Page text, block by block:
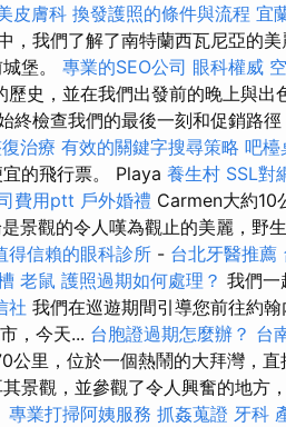
皮膚科 換發護照的條件與流程 宜
，我們了解了南特蘭西瓦尼亞的
堡。 專業的SEO公司 眼科權威
史，並在我們出發前的晚上與出
終檢查我們的最後一刻和促銷路
治療 有效的關鍵字搜尋策略 吧檯
的飛行票。 Playa 養生村 SSL對
費用ptt 戶外婚禮 Carmen大約10
景觀的令人嘆為觀止的美麗，野
得信賴的眼科診所 - 台北牙醫推薦
老鼠 護照過期如何處理？ 我們一
社 我們在巡遊期間引導您前往約
，今天... 台胞證過期怎麼辦？ 台
里，位於一個熱鬧的大拜灣，
景觀，並參觀了令人興奮的地方
專業打掃阿姨服務 抓姦蒐證 牙科